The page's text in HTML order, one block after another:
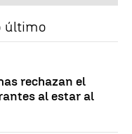
último
rechazan el
al estar al